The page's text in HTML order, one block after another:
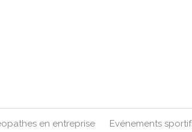
en entreprise Evénements